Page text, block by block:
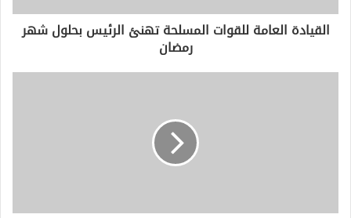
ر
القيادة العامة للقوات المسلحة تهنئ الرئيس بحلول شهر
رمضان